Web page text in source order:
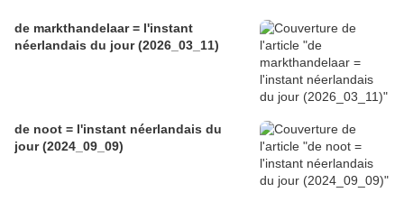
de markthandelaar = l'instant
néerlandais du jour (2026_03_11)
de noot = l'instant néerlandais du
jour (2024_09_09)